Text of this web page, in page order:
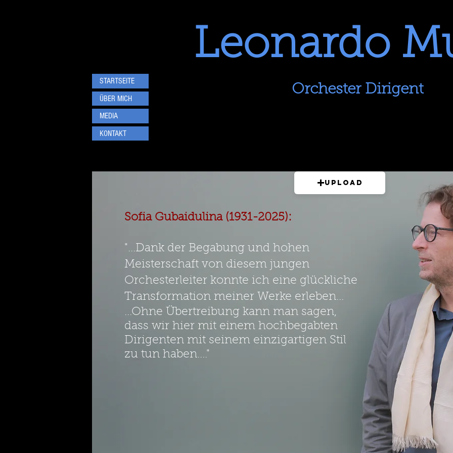
STARTSEITE
ÜBER MICH
MEDIA
KONTAKT
Orchester Dirigent
Leonardo
"...Dank der Begabung und hohen
Meisterschaft von diesem jungen
Orchesterleiter konnte ich eine glückliche
Transformation meiner Werke erleben...
Sofia Gubaidulina (1931-2025):
...Ohne Übertreibung kann man sagen,
dass wir hier mit einem hochbegabten
Dirigenten mit seinem einzigartigen Stil
zu tun haben...."
Upload